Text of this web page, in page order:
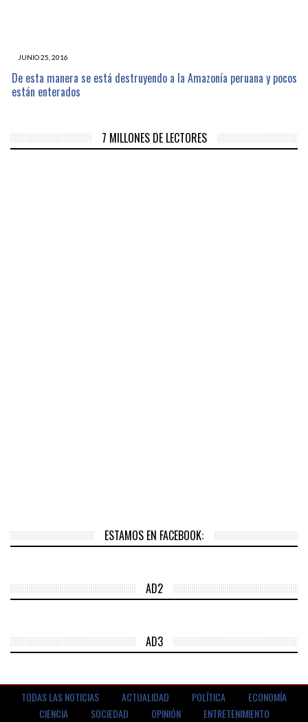
JUNIO 25, 2016
De esta manera se está destruyendo a la Amazonía peruana y pocos
están enterados
7 MILLONES DE LECTORES
ESTAMOS EN FACEBOOK:
AD2
AD3
TODAS LAS NOTICIAS ACTUALIDAD POLÍTICA
ECONOMÍA
CIENCIA
SOCIEDAD OPINIÓN
ENTRETENIMIENTO